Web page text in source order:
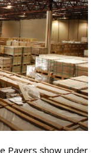
Pavers show under